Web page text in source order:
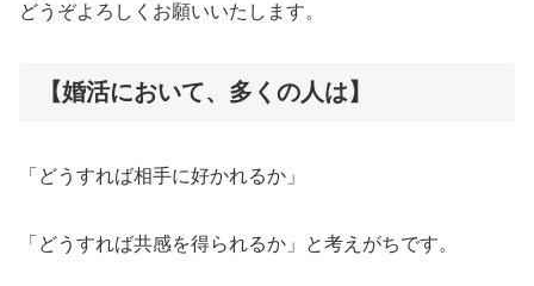
どうぞよろしくお願いいたします。
【婚活において、多くの人は】
「どうすれば相手に好かれるか」
「どうすれば共感を得られるか」と考えがちです。